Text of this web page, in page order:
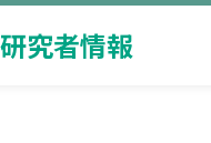
研究者情報